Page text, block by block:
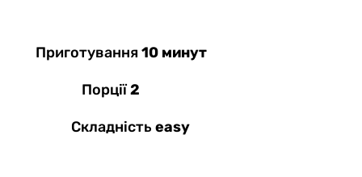
Приготування10 минут
Порції2
Складність easy